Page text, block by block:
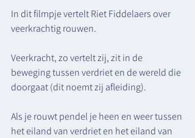
In dit filmpje vertelt Riet Fiddelaers over
veerkrachtig rouwen.
Veerkracht, zo vertelt zij, zit in de
beweging tussen verdriet en de wereld die
doorgaat (dit noemt zij afleiding).
Als je rouwt pendel je heen en weer tussen
het eiland van verdriet en het eiland van